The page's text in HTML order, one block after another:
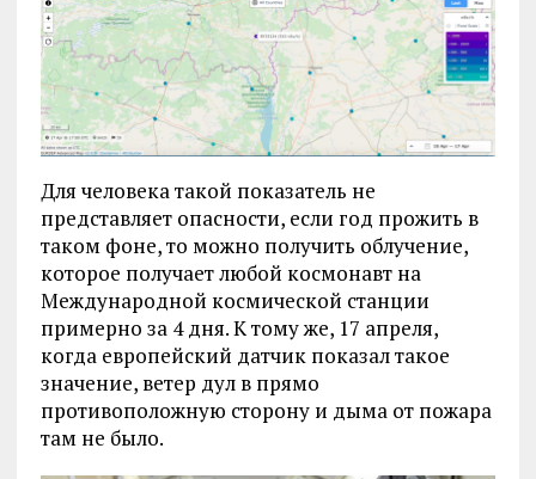
Для человека такой показатель не
представляет опасности, если год прожить в
таком фоне, то можно получить облучение,
которое получает любой космонавт на
Международной космической станции
примерно за 4 дня. К тому же, 17 апреля,
когда европейский датчик показал такое
значение, ветер дул в прямо
противоположную сторону и дыма от пожара
там не было.